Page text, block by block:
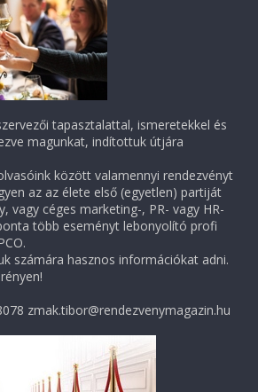
tapasztalattal, ismeretekkel és
magunkat, indítottuk útjára
között valamennyi rendezvényt
az az élete első (egyetlen) partiját
vagy céges marketing-, PR- vagy HR-
több eseményt lebonyolító profi
számára hasznos információkat adni.
zmak.tibor@rendezvenymagazin.hu